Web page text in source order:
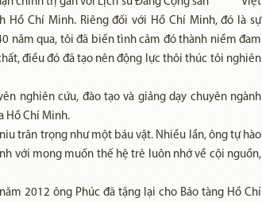
Hồ Chí Minh. Riêng đối với Hồ Chí Minh, đó là sự
qua, tôi đã biến tình cảm đó thành niềm đam
điều đó đã tạo nên động lực thôi thúc tôi nghiên
nghiên cứu, đào tạo và giảng dạy chuyên ngành
gia Hồ Chí Minh.
trân trọng như một báu vật. Nhiều lần, ông tự hào
với mong muốn thế hệ trẻ luôn nhớ về cội nguồn,
2012 ông Phúc đã tặng lại cho Bảo tàng Hồ Chí